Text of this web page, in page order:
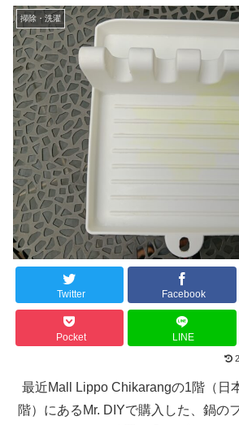
掃除・洗濯
Twitter Facebook
Pocket LINE
最近Mall Lippo Chikarangの1階（日
階）にあるMr. DIYで購入した、鍋の